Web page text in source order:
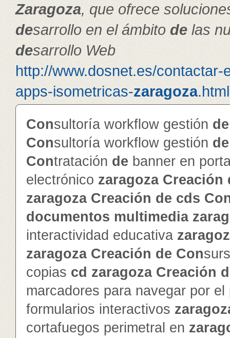
Zaragoza, que ofrece
desarrollo en el ámbitodelas
desarrollo Web
http://www.dosnet.es/contactar-
apps-isometricas-zaragoza
Consultoría workflow gestión de
Consultoría workflow gestión de
Contratación de banner en
electrónico zaragoza Creación
zaragoza Creación de cd s
documentos multimedia
interactividad educativa
zaragoza Creación de Con
copias cd zaragoza Creación
marcadores para navegar por
formularios interactivos
cortafuegos perimetral en